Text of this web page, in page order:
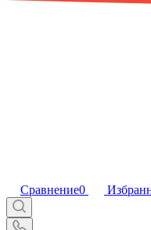
Сравнение0